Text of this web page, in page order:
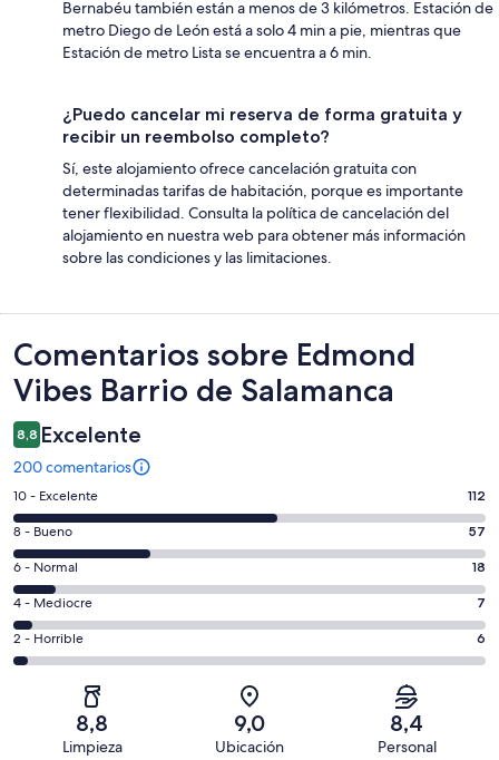
Bernabéu también están a menos de 3 kilómetros. Estación de
metro Diego de León está a solo 4 min a pie, mientras que
Estación de metro Lista se encuentra a 6 min.
¿Puedo cancelar mi reserva de forma gratuita y
recibir un reembolso completo?
Sí, este alojamiento ofrece cancelación gratuita con
determinadas tarifas de habitación, porque es importante
tener flexibilidad. Consulta la política de cancelación del
alojamiento en nuestra web para obtener más información
sobre las condiciones y las limitaciones.
Comentarios
Comentarios sobre Edmond
Vibes Barrio de Salamanca
8,8 Excelente
200 comentarios
112
comentarios
de
un
total
de
200
con
puntuación
10 - Excelente 112
57
comentarios
de
un
total
de
puntuación
8 - Bueno 57
18
comentarios
de
un
total
6 - Normal 18
7
comentarios
de
4 - Mediocre 7
6
comentarios
2 - Horrible 6
8,8
Limpieza
9,0
Ubicación
8,4
Personal